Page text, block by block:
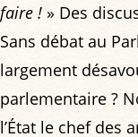
faire ! » Des
Sans débat au
largement
parlementaire ?
l’État le chef des